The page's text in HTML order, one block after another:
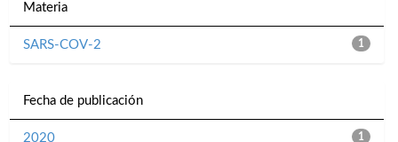
Materia
1
SARS-COV-2
Fecha de publicación
1
2020